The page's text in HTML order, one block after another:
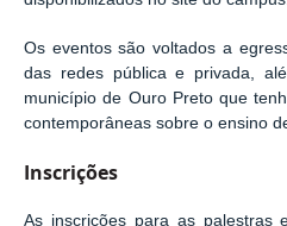
Os eventos são voltados a
das redes pública e privada,
município de Ouro Preto que
contemporâneas sobre o ensino
Inscrições
As inscrições para as palestras